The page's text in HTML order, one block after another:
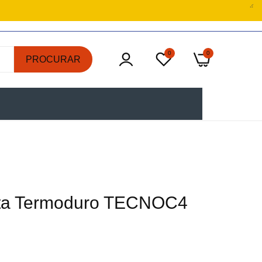
PROCURAR
0 0
Termoduro TECNOC4